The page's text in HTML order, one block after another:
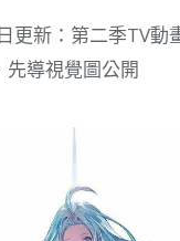
更新：第二季TV動
導視覺圖公開